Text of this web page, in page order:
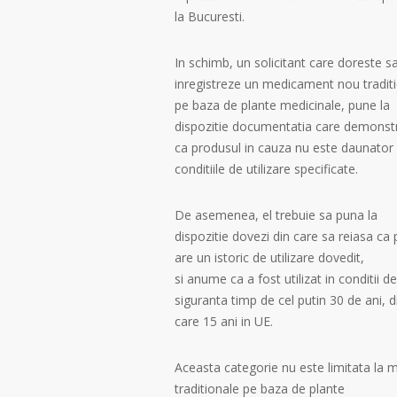
la Bucuresti.
In schimb, un solicitant care doreste sa
inregistreze un medicament nou
pe baza de plante medicinale, pune la
dispozitie documentatia care
ca produsul in cauza nu este daunator
conditiile de utilizare specificate.
De asemenea, el trebuie sa puna la
dispozitie dovezi din care sa reiasa ca
are un istoric de utilizare dovedit,
si anume ca a fost utilizat in conditii de
siguranta timp de cel putin 30 de ani,
care 15 ani in UE.
Aceasta categorie nu este limitata la
traditionale pe baza de plante